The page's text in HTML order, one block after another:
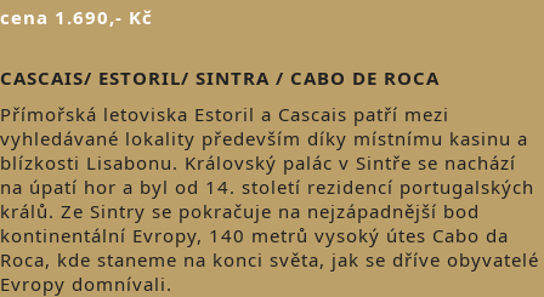
cena 1.690,- Kč
CASCAIS/ ESTORIL/ SINTRA / CABO DE ROCA
Přímořská letoviska Estoril a Cascais patří mezi
vyhledávané lokality především díky místnímu kasinu a
blízkosti Lisabonu. Královský palác v Sintře se nachází
na úpatí hor a byl od 14. století rezidencí portugalských
králů. Ze Sintry se pokračuje na nejzápadnější bod
kontinentální Evropy, 140 metrů vysoký útes Cabo da
Roca, kde staneme na konci světa, jak se dříve obyvatelé
Evropy domnívali.